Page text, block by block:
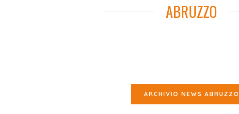
ABRUZZO
ARCHIVIO NEWS ABRUZZO